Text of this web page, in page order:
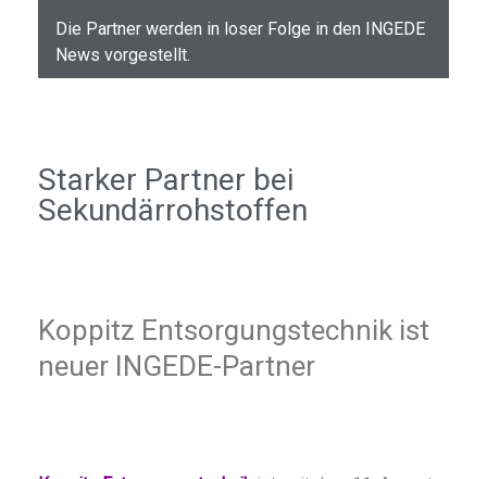
Die Partner werden in loser Folge in den INGEDE
News vorgestellt.
Starker Partner bei
Sekundärrohstoffen
Koppitz Entsorgungstechnik ist
neuer INGEDE-Partner